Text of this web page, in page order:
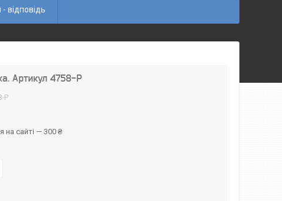
відповідь
Артикул 4758-Р
Р
на сайті — 300 ₴